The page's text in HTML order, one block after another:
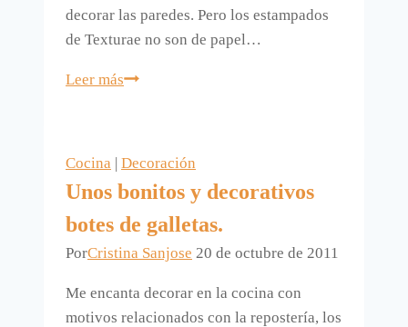
decorar las paredes. Pero los estampados
de Texturae no son de papel…
Leer másCuatro
sabría
donde
poner
casa.
Cocina | Decoración
Unos bonitos y decorativos
botes de galletas.
PorCristina Sanjose 20 de octubre de 2011
Me encanta decorar en la cocina con
motivos relacionados con la repostería, los